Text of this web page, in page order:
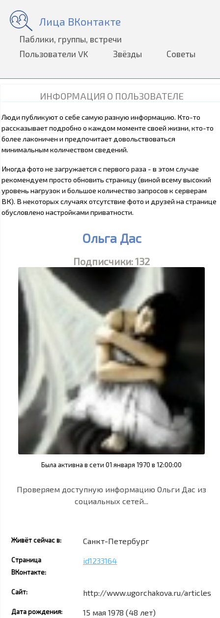
Лица ВКонтакте
Паблики, группы, встречи
Пользователи VK
Звёзды Советы
ИНФОРМАЦИЯ О ПОЛЬЗОВАТЕЛЕ
Люди публикуют о себе самую разную информацию. Кто-то
рассказывает подробно о каждом моменте своей жизни, кто-то
более лаконичен и предпочитает довольствоваться
минимальным количеством сведений.
Иногда фото не загружается с первого раза - в этом случае
рекомендуем просто обновить страницу (виной всему высокий
уровень нагрузок и большое количество запросов к серверам
ВК). В некоторых случаях отсутствие фото и друзей на странице
обусловлено настройками приватности.
Ольга Дас
Подписчики:132
Была активна в сети 01 января 1970 в 12:00:00
Проверяем доступную информацию Ольги Дас из
социальных сетей...
Живёт сейчас в: Санкт-Петербург
Страница
ВКонтакте:
id1233164
Сайт: http://www.ugorchakova.ru/articles/
Дата рождения: 15 мая 1978 (48 лет)